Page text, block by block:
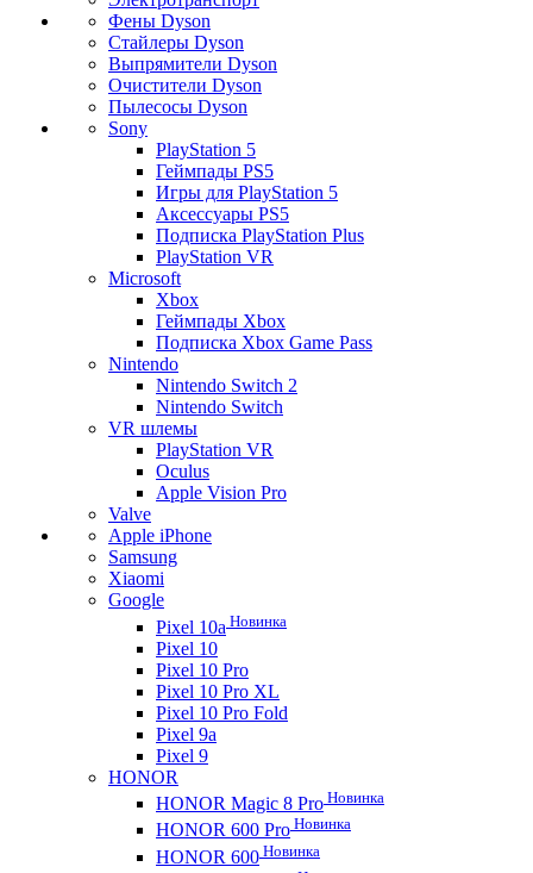
Фены Dyson
Стайлеры Dyson
Выпрямители Dyson
Очистители Dyson
Пылесосы Dyson
Sony
PlayStation 5
Геймпады PS5
Игры для PlayStation 5
Аксессуары PS5
Подписка PlayStation Plus
PlayStation VR
Microsoft
Xbox
Геймпады Xbox
Подписка Xbox Game Pass
Nintendo
Nintendo Switch 2
Nintendo Switch
VR шлемы
PlayStation VR
Oculus
Apple Vision Pro
Valve
Apple iPhone
Samsung
Xiaomi
Google
Pixel 10a Новинка
Pixel 10
Pixel 10 Pro
Pixel 10 Pro XL
Pixel 10 Pro Fold
Pixel 9a
Pixel 9
HONOR
HONOR Magic 8 Pro Новинка
HONOR 600 Pro Новинка
HONOR 600 Новинка